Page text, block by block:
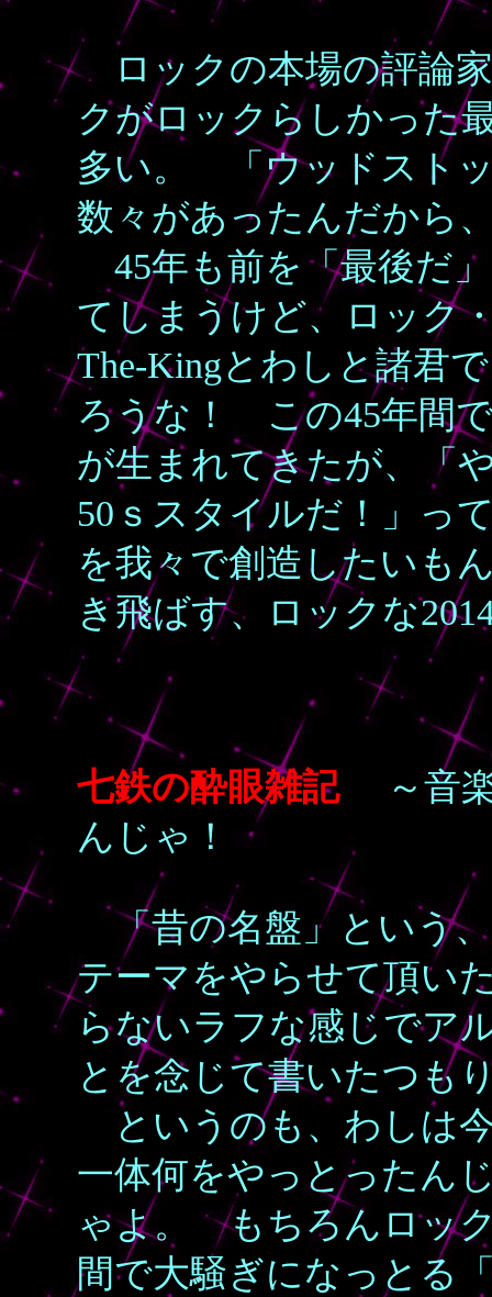
ロックの本場の評論家
クがロックらしかった
多い。 「ウッドスト
数々があったんだから
45年も前を「最後だ
てしまうけど、ロック
The-Kingとわしと諸君
ろうな！ この45年間
が生まれてきたが、「
50ｓスタイルだ！」っ
を我々で創造したいも
き飛ばす、ロックな
七鉄の酔眼雑記～音楽
んじゃ！
「昔の名盤」という
テーマをやらせて頂い
らないラフな感じでア
とを念じて書いたつも
というのも、わしは
一体何をやっとったん
ゃよ。 もちろんロッ
間で大騒ぎになっとる